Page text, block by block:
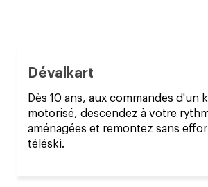
Dévalkart
Dès 10 ans, aux commandes d'un
motorisé, descendez à votre
aménagées et remontez sans
téléski.